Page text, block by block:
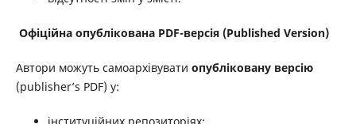
Офіційна опублікована PDF-версія (Published Version)
Автори можуть самоархівувати опубліковану версію
(publisher’s PDF) у: